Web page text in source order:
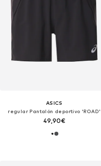
ASICS
regular Pantalón deportivo 'ROAD'
49,90€